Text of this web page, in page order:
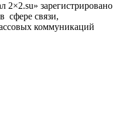
2×2.su» зарегистрировано
сфере связи,
коммуникаций